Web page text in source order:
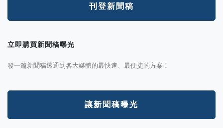
刊登新聞稿
立即購買新聞稿曝光
發一篇新聞稿透通到各大媒體的最快速、最便捷的方案！
讓新聞稿曝光